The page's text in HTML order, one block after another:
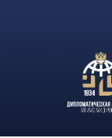
с Фондом памяти
Елена посетили
фильма «Любовь
пьесы «Легенда о